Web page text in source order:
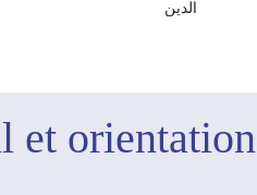
الدين
et orientation